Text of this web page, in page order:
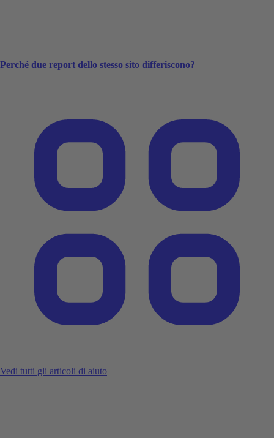
Perché due report dello stesso sito differiscono?
Vedi tutti gli articoli di aiuto